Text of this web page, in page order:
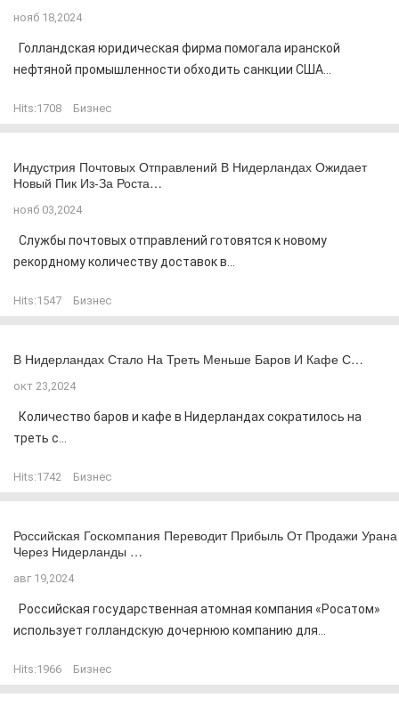
нояб 18,2024
Голландская юридическая фирма помогала иранской
нефтяной промышленности обходить санкции США...
Hits:1708 Бизнес
Индустрия Почтовых Отправлений В Нидерландах Ожидает
Новый Пик Из-За Роста…
нояб 03,2024
Службы почтовых отправлений готовятся к новому
рекордному количеству доставок в...
Hits:1547 Бизнес
В Нидерландах Стало На Треть Меньше Баров И Кафе С…
окт 23,2024
Количество баров и кафе в Нидерландах сократилось на
треть с...
Hits:1742 Бизнес
Российская Госкомпания Переводит Прибыль От Продажи Урана
Через Нидерланды …
авг 19,2024
Российская государственная атомная компания «Росатом»
использует голландскую дочернюю компанию для...
Hits:1966 Бизнес